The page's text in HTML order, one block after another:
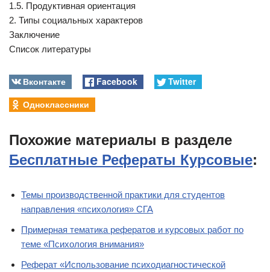
1.5. Продуктивная ориентация
2. Типы социальных характеров
Заключение
Список литературы
Вконтакте Facebook
Twitter
Одноклассники
Похожие материалы в разделе
Бесплатные Рефераты Курсовые:
Темы производственной практики для студентов
направления «психология» СГА
Примерная тематика рефератов и курсовых работ по
теме «Психология внимания»
Реферат «Использование психодиагностической